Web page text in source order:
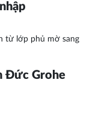
từ lớp phủ mờ sang
Đức Grohe